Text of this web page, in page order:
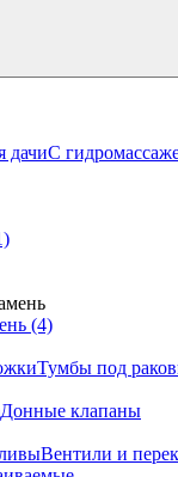
дачиС
(4)
Тумбы под
Донные клапаны
Вентили и